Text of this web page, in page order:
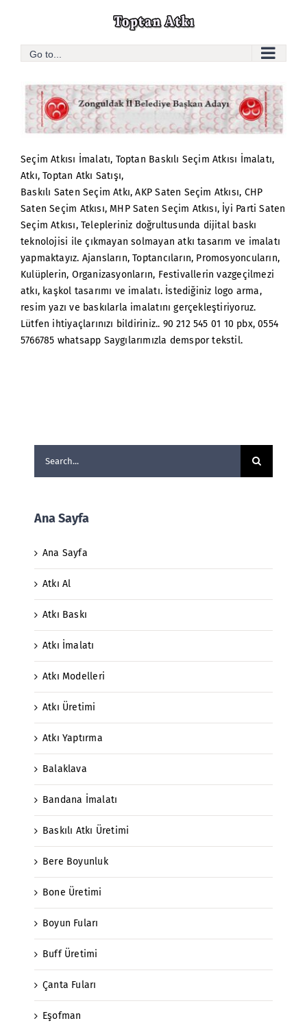
Go to...
Seçim Atkısı İmalatı, Toptan Baskılı Seçim Atkısı İmalatı,
Atkı, Toptan Atkı Satışı,
Baskılı Saten Seçim Atkı, AKP Saten Seçim Atkısı, CHP
Saten Seçim Atkısı, MHP Saten Seçim Atkısı, İyi Parti Saten
Seçim Atkısı, Telepleriniz doğrultusunda dijital baskı
teknolojisi ile çıkmayan solmayan atkı tasarım ve imalatı
yapmaktayız. Ajansların, Toptancıların, Promosyoncuların,
Kulüplerin, Organizasyonların, Festivallerin vazgeçilmezi
atkı, kaşkol tasarımı ve imalatı. İstediğiniz logo arma,
resim yazı ve baskılarla imalatını gerçekleştiriyoruz.
Lütfen ihtiyaçlarınızı bildiriniz.. 90 212 545 01 10 pbx, 0554
5766785 whatsapp Saygılarımızla demspor tekstil.
Ana Sayfa
Ana Sayfa
Atkı Al
Atkı Baskı
Atkı İmalatı
Atkı Modelleri
Atkı Üretimi
Atkı Yaptırma
Balaklava
Bandana İmalatı
Baskılı Atkı Üretimi
Bere Boyunluk
Bone Üretimi
Boyun Fuları
Buff Üretimi
Çanta Fuları
Eşofman